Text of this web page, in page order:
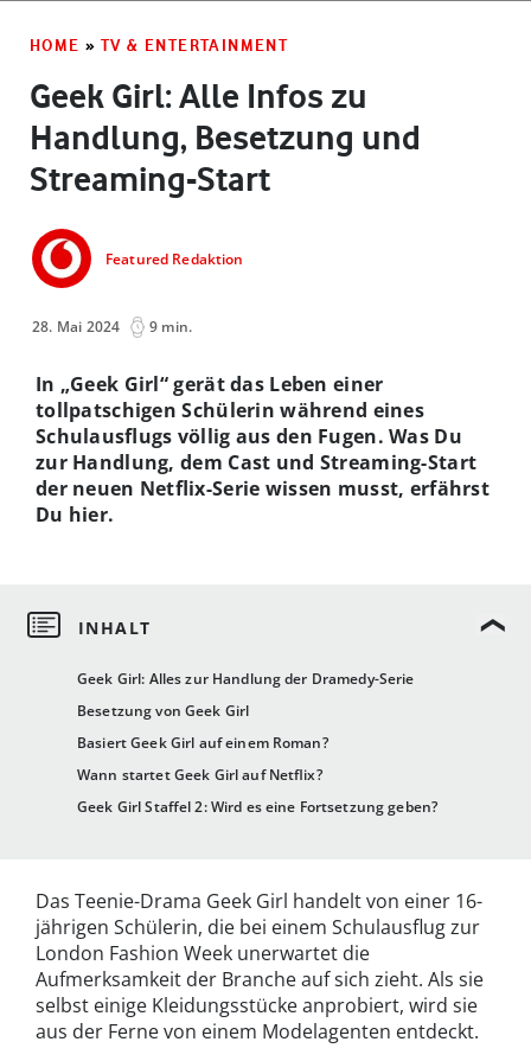
HOME » TV & ENTERTAINMENT
Geek Girl: Alle Infos zu
Handlung, Besetzung und
Streaming-Start
Featured Redaktion
28. Mai 2024 9 min.
Geek Girl: Alles zur Handlung der Dramedy-Serie
Besetzung von Geek Girl
Basiert Geek Girl auf einem Roman?
Wann startet Geek Girl auf Netflix?
Geek Girl Staffel 2: Wird es eine Fortsetzung geben?
In „Geek Girl“ gerät das Leben einer
tollpatschigen Schülerin während eines
Schulausflugs völlig aus den Fugen. Was Du
zur Handlung, dem Cast und Streaming-Start
der neuen Netflix-Serie wissen musst, erfährst
Du hier.
Das Teenie-Drama Geek Girl handelt von einer 16-
jährigen Schülerin, die bei einem Schulausflug zur
London Fashion Week unerwartet die
Aufmerksamkeit der Branche auf sich zieht. Als sie
selbst einige Kleidungsstücke anprobiert, wird sie
aus der Ferne von einem Modelagenten entdeckt.